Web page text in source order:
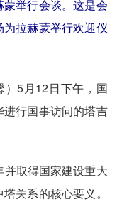
举行会谈。这是会
拉赫蒙举行欢迎仪
5月12日下午，国
行国事访问的塔吉
取得国家建设重大
关系的核心要义。